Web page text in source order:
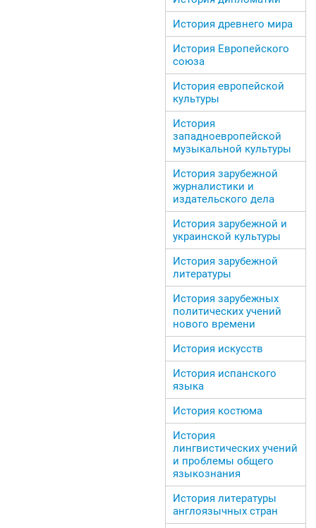
История древнего мира
История Европейского
союза
История европейской
культуры
История
западноевропейской
музыкальной культуры
История зарубежной
журналистики и
издательского дела
История зарубежной и
украинской культуры
История зарубежной
литературы
История зарубежных
политических учений
нового времени
История искусств
История испанского
языка
История костюма
История
лингвистических учений
и проблемы общего
языкознания
История литературы
англоязычных стран